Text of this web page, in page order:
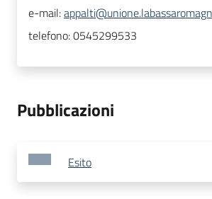
e-mail:
telefono:0545299533
Pubblicazioni
Esito